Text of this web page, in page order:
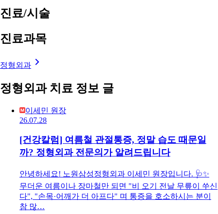
진료/시술
진료과목
정형외과
정형외과 치료 정보 글
이세민 원장
26.07.28
[건강칼럼] 여름철 관절통증, 정말 습도 때문일
까? 정형외과 전문의가 알려드립니다
안녕하세요! 노원삼성정형외과 이세민 원장입니다. 🩺✨
무더운 여름이나 장마철만 되면 "비 오기 전날 무릎이 쑤신
다", "손목·어깨가 더 아프다" 며 통증을 호소하시는 분이
참 많…